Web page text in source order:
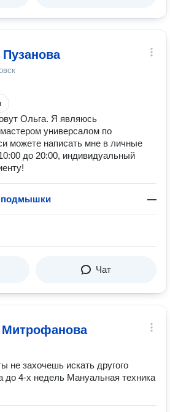
Ольга. Я являюсь
универсалом по
можете написать мне в личные
до 20:00, индивидуальный
подмышки —
Чат
захочешь искать другого
до 4-х недель Мануальная техника